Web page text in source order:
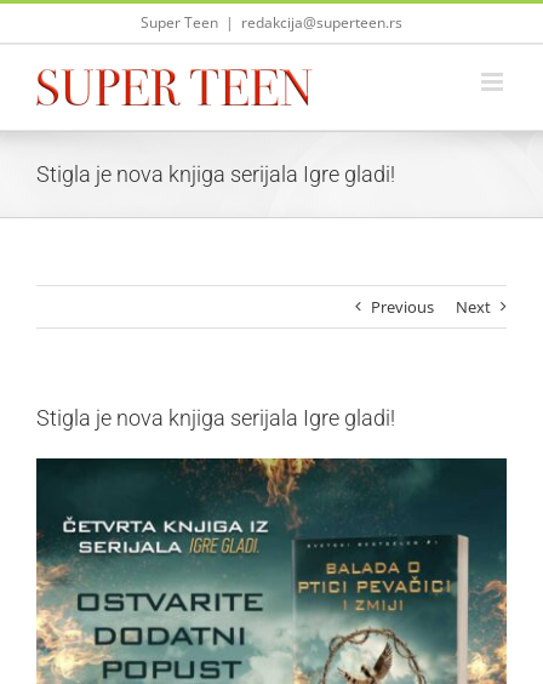
Skip
Super Teen | redakcija@superteen.rs
Stigla je nova knjiga serijala Igre gladi!
Previous Next
Stigla je nova knjiga serijala Igre gladi!